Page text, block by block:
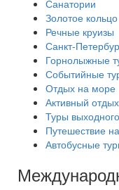
Санатории
Золотое кольцо
Речные круизы
Санкт-
Горнолыжные
Событийные
Отдых на море
Активный отдых
Туры
Путешествие
Автобусные